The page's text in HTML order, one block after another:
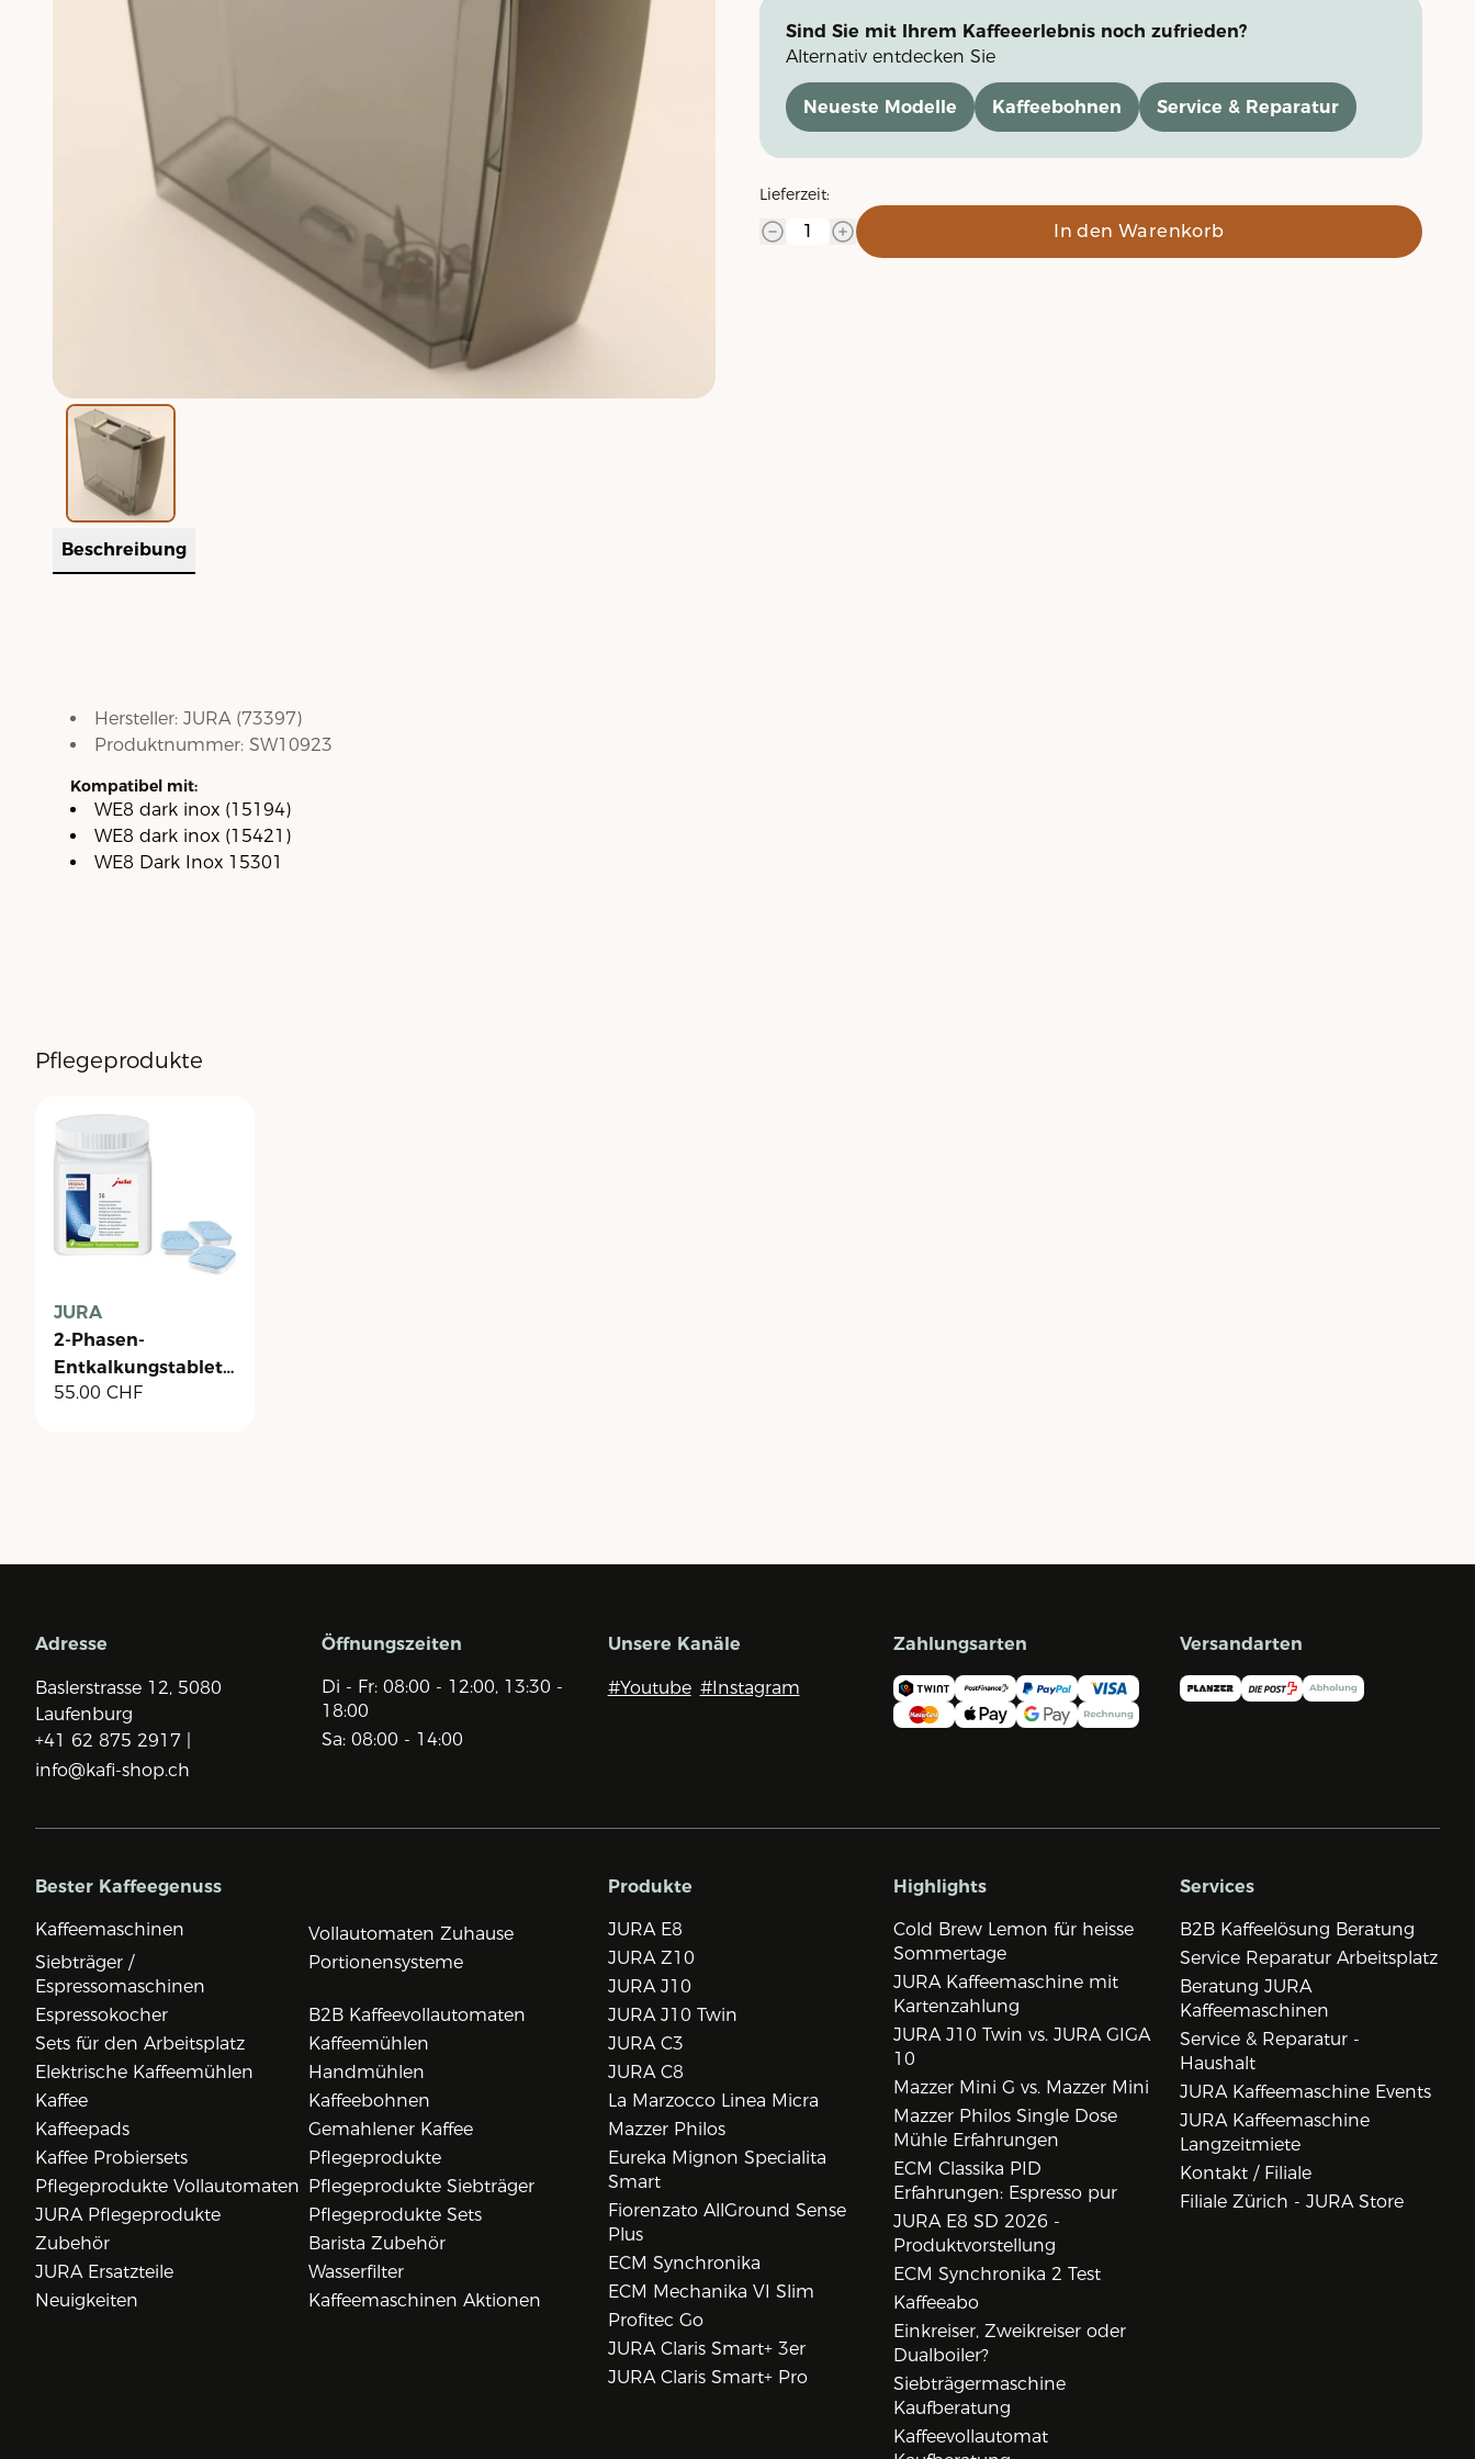
Sind Sie mit Ihrem Kaffeeerlebnis noch zufrieden?
Alternativ entdecken Sie
Neueste Modelle Kaffeebohnen Service & Reparatur
Lieferzeit:
In den Warenkorb
Beschreibung
Hersteller: JURA(73397)
Produktnummer: SW10923
Kompatibel mit:
WE8 dark inox (15194)
WE8 dark inox (15421)
WE8 Dark Inox 15301
Pflegeprodukte
JURA
2-Phasen-
Entkalkungstabletten
- Dose à 36 Stück
55.00 CHF
Adresse
Baslerstrasse 12, 5080
Laufenburg
+41 62 875 2917 |
info@kafi-shop.ch
Öffnungszeiten
Di - Fr: 08:00 - 12:00, 13:30 -
18:00
Sa: 08:00 - 14:00
Unsere Kanäle
#Youtube #Instagram
Zahlungsarten Versandarten
Bester Kaffeegenuss
Kaffeemaschinen
Vollautomaten Zuhause
Siebträger /
Espressomaschinen
Portionensysteme
Espressokocher
B2B Kaffeevollautomaten
Sets für den Arbeitsplatz
Kaffeemühlen
Elektrische Kaffeemühlen
Handmühlen
Kaffee
Kaffeebohnen
Kaffeepads
Gemahlener Kaffee
Kaffee Probiersets
Pflegeprodukte
Pflegeprodukte Vollautomaten Pflegeprodukte Siebträger
JURA Pflegeprodukte
Pflegeprodukte Sets
Zubehör
Barista Zubehör
JURA Ersatzteile
Wasserfilter
Neuigkeiten
Kaffeemaschinen Aktionen
Produkte
JURA E8
JURA Z10
JURA J10
JURA J10 Twin
JURA C3
JURA C8
La Marzocco Linea Micra
Mazzer Philos
Eureka Mignon Specialita
Smart
Fiorenzato AllGround Sense
Plus
ECM Synchronika
ECM Mechanika VI Slim
Profitec Go
JURA Claris Smart+ 3er
JURA Claris Smart+ Pro
Highlights
Cold Brew Lemon für heisse
Sommertage
JURA Kaffeemaschine mit
Kartenzahlung
JURA J10 Twin vs. JURA GIGA
10
Mazzer Mini G vs. Mazzer Mini
Mazzer Philos Single Dose
Mühle Erfahrungen
ECM Classika PID
Erfahrungen: Espresso pur
JURA E8 SD 2026 -
Produktvorstellung
ECM Synchronika 2 Test
Kaffeeabo
Einkreiser, Zweikreiser oder
Dualboiler?
Siebträgermaschine
Kaufberatung
Kaffeevollautomat
Services
B2B Kaffeelösung Beratung
Service Reparatur Arbeitsplatz
Beratung JURA
Kaffeemaschinen
Service & Reparatur -
Haushalt
JURA Kaffeemaschine Events
JURA Kaffeemaschine
Langzeitmiete
Kontakt / Filiale
Filiale Zürich - JURA Store